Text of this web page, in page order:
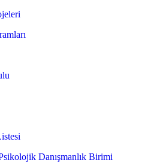
Danışmanlık Birimi